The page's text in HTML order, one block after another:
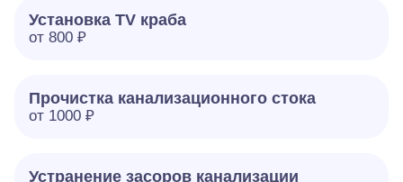
Установка TV краба
от 800 ₽
Прочистка канализационного стока
от 1000 ₽
Устранение засоров канализации